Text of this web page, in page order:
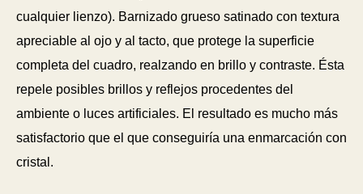
cualquier lienzo). Barnizado grueso satinado con textura
apreciable al ojo y al tacto, que protege la superficie
completa del cuadro, realzando en brillo y contraste. Ésta
repele posibles brillos y reflejos procedentes del
ambiente o luces artificiales. El resultado es mucho más
satisfactorio que el que conseguiría una enmarcación con
cristal.